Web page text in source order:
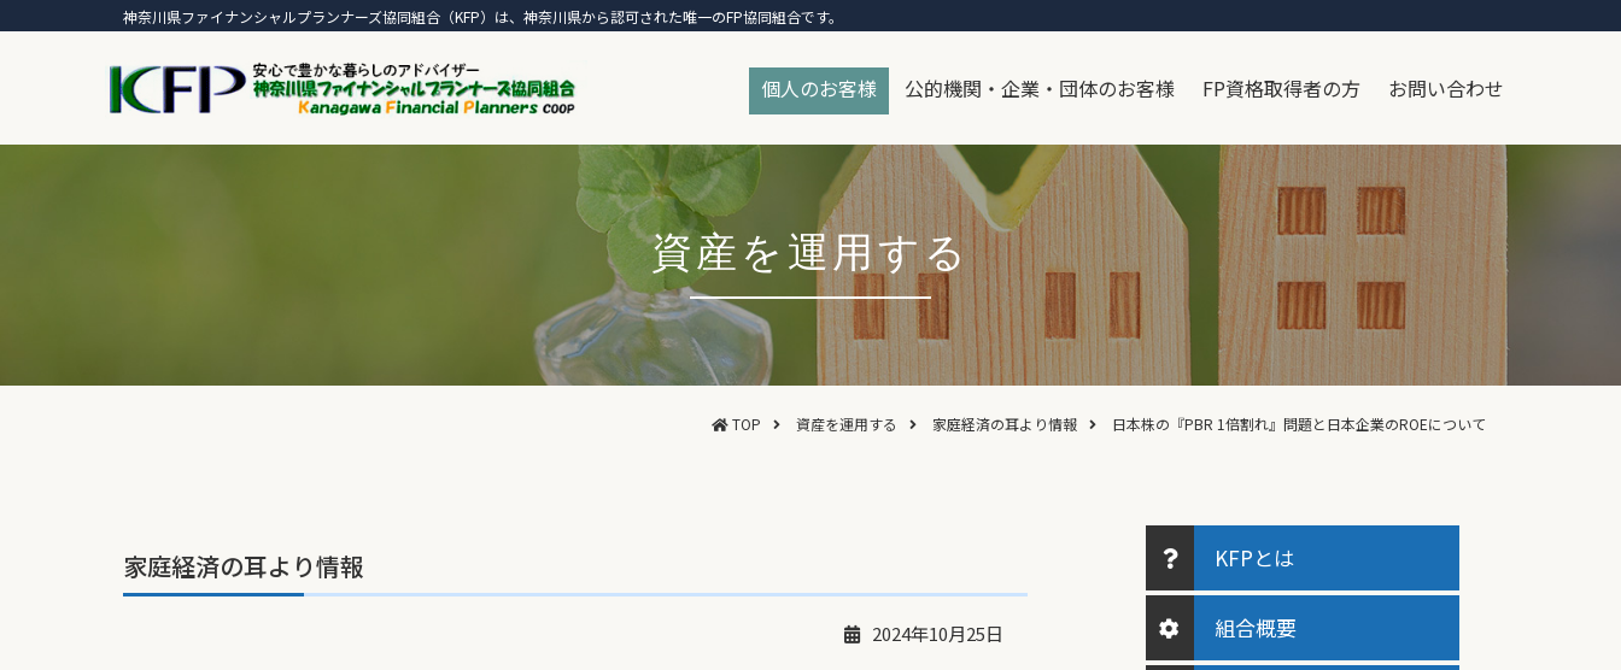
神奈川県ファイナンシャルプランナーズ協同組合（KFP）は、神奈川県から認可された唯一のFP協同組合です。
個人のお客様 公的機関・企業・団体のお客様 FP資格取得者の方 お問い合わせ
資産を運用する
TOP 資産を運用する 家庭経済の耳より情報 日本株の『PBR 1倍割れ』問題と日本企業のROEについて
家庭経済の耳より情報
2024年10月25日
KFPとは
組合概要